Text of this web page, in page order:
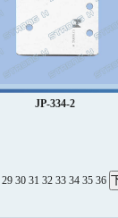
JP-334-2
29 30 31 32 33 34 35 36